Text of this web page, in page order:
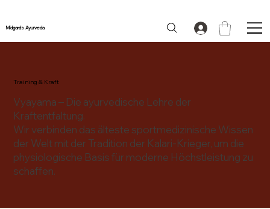
Midgards Ayurveda
Training & Kraft
Vyayama – Die ayurvedische Lehre der
Kraftentfaltung.
Wir verbinden das älteste sportmedizinische Wissen
der Welt mit der Tradition der Kalari-Krieger, um die
physiologische Basis für moderne Höchstleistung zu
schaffen.